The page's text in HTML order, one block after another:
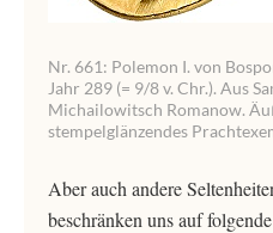
Nr. 661: Polemon I. von
Jahr 289 (= 9/8 v. Chr.). Aus
Michailowitsch Romanow.
stempelglänzendes
Aber auch andere
beschränken uns auf